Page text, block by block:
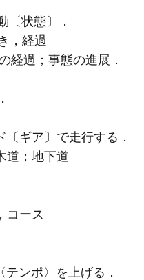
〔状態〕．
，経過
経過；事態の進展．
〔ギア〕で走行する．
道；地下道
コース
テンポ〉を上げる．